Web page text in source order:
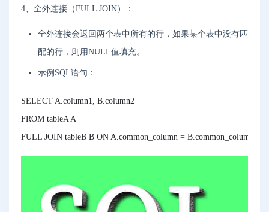
4、全外连接（FULL JOIN）：
全外连接会返回两个表中所有的行，如果某个表中没有匹
配的行，则用NULL值填充。
示例SQL语句：
SELECT A.column1, B.column2
FROM tableA A